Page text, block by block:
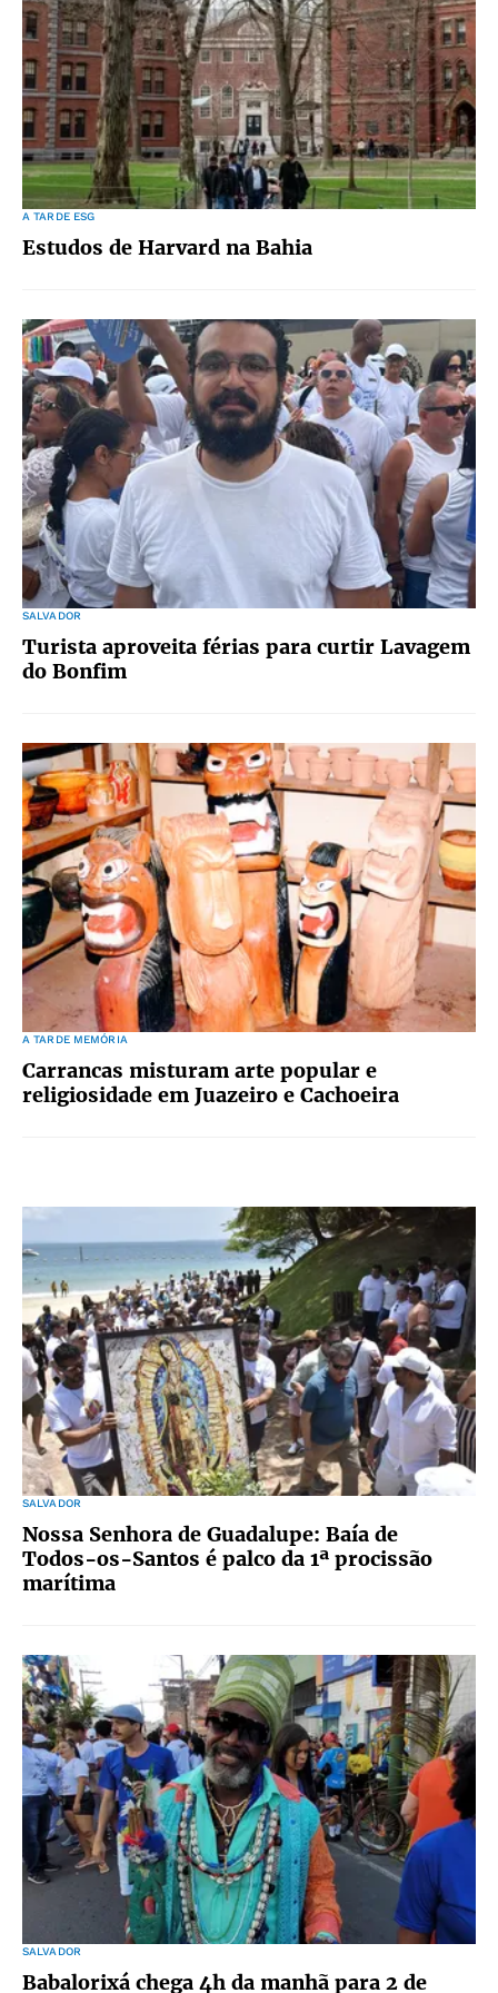
A TARDE ESG
Estudos de Harvard na Bahia
SALVADOR
Turista aproveita férias para curtir Lavagem
do Bonfim
A TARDE MEMÓRIA
Carrancas misturam arte popular e
religiosidade em Juazeiro e Cachoeira
SALVADOR
Nossa Senhora de Guadalupe: Baía de
Todos-os-Santos é palco da 1ª procissão
marítima
SALVADOR
Babalorixá chega 4h da manhã para 2 de